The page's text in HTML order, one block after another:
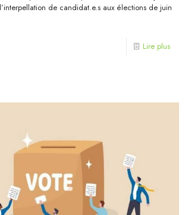
de candidat.e.s aux élections de juin
Lire plus